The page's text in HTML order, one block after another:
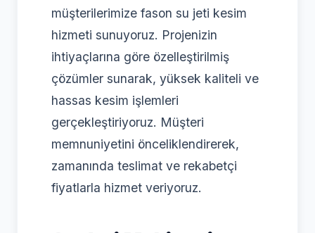
müşterilerimize fason su jeti kesim
hizmeti sunuyoruz. Projenizin
ihtiyaçlarına göre özelleştirilmiş
çözümler sunarak, yüksek kaliteli ve
hassas kesim işlemleri
gerçekleştiriyoruz. Müşteri
memnuniyetini önceliklendirerek,
zamanında teslimat ve rekabetçi
fiyatlarla hizmet veriyoruz.